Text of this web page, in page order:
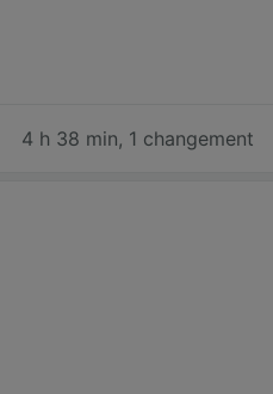
4 h 38 min, 1 changement